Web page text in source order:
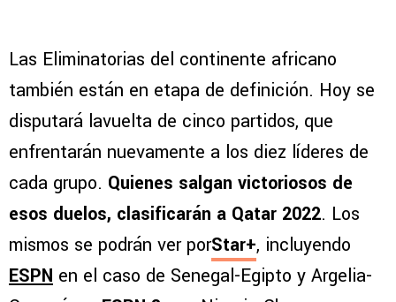
Las Eliminatorias del continente africano
también están en etapa de definición. Hoy se
disputará lavuelta de cinco partidos, que
enfrentarán nuevamente a los diez líderes de
cada grupo. Quienes salgan victoriosos de
esos duelos, clasificarán a Qatar 2022. Los
mismos se podrán ver porStar+, incluyendo
ESPN en el caso de Senegal-Egipto y Argelia-